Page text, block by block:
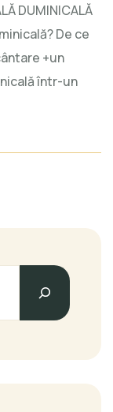
DUMINICALĂ
De ce
+un
într-un